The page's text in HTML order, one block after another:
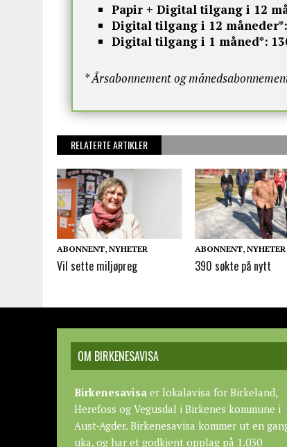
Papir + Digital tilgang i 12
Digital tilgang i 12 måneder*:
Digital tilgang i 1 måned*:
* Årsabonnement og
RELATERTE ARTIKLER
ABONNENT, NYHETER
Vil sette miljøpreg
ABONNENT,NYHETER
390 søkte på nytt
OM BIRKENESAVISA
Birkenesavisa er lokalavisa for Birkeland,
Herefoss og Vegusdal i Birkenes kommune i
Aust-Agder. Birkenesavisa kommer ut en
uka, og har et godkjent opplag på 1.030